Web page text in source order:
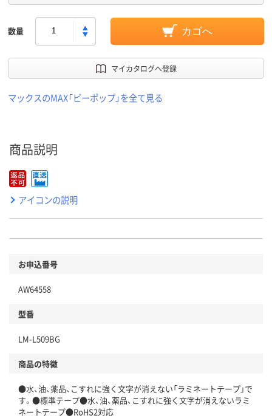
数量 カゴへ
マイカタログへ登録
マックスのMAX「ビーポップ」を全て見る
商品説明
アイコンの説明
お申込番号
AW64558
型番
LM-L509BG
商品の特徴
●水、油、薬品、こすれに強く文字が消えない「ラミネートテープ」で
す。●標準テープ●水、油、薬品、こすれに強く文字が消えないラミ
ネートテープ●RoHS2対応